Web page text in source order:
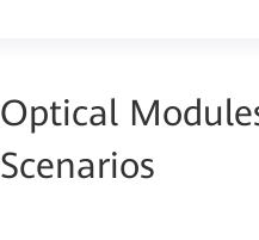
Optical
Scenarios